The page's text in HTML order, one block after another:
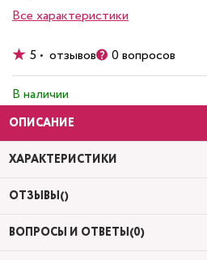
Все характеристики
5 • отзывов 0 вопросов
В наличии
ОПИСАНИЕ
ХАРАКТЕРИСТИКИ
ОТЗЫВЫ()
ВОПРОСЫ И ОТВЕТЫ(0)